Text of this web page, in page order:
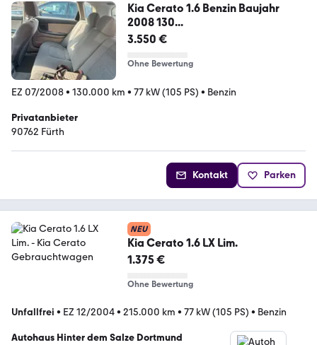
Kia Cerato 1.6 Benzin Baujahr
2008 130...
3.550 €
Ohne Bewertung
EZ 07/2008• 130.000 km • 77 kW (105 PS) • Benzin
Privatanbieter
90762 Fürth
Kontakt Parken
NEU
Kia Cerato 1.6 LX Lim.
1.375 €
Ohne Bewertung
Unfallfrei • EZ 12/2004• 215.000 km • 77 kW (105 PS) • Benzin
Autohaus Hinter dem Salze Dortmund